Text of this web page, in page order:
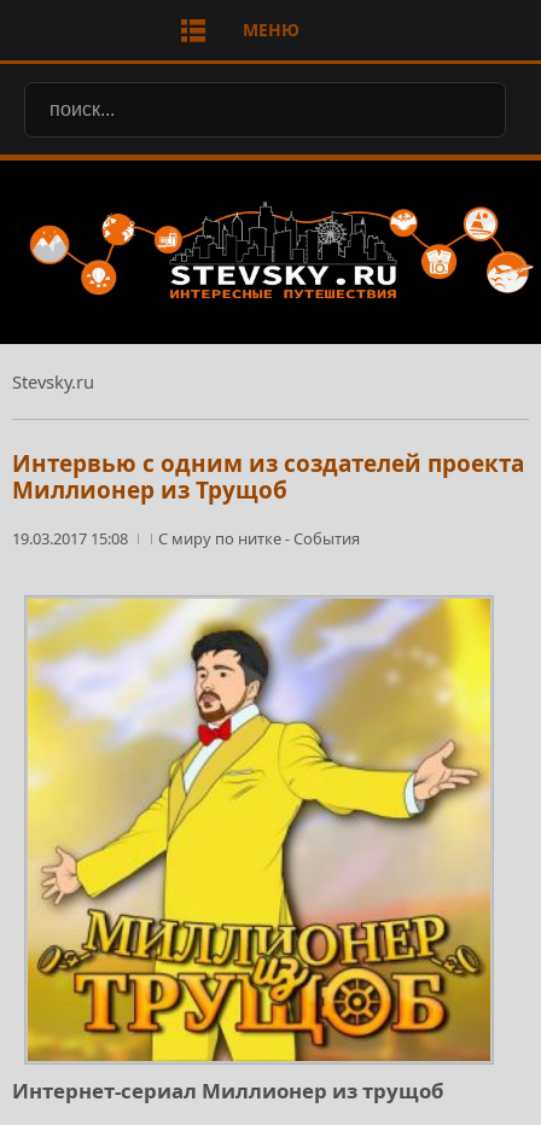
МЕНЮ
Stevsky.ru
Интервью с одним из создателей проекта
Миллионер из Трущоб
19.03.2017 15:08 С миру по нитке-События
Интернет-сериал Миллионер из трущоб